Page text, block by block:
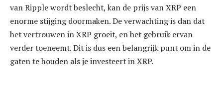
van Ripple wordt beslecht, kan de prijs van XRP een
enorme stijging doormaken. De verwachting is dan dat
het vertrouwen in XRP groeit, en het gebruik ervan
verder toeneemt. Dit is dus een belangrijk punt om in de
gaten te houden als je investeert in XRP.